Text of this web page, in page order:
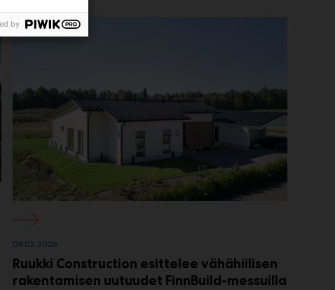
honka-log-home-reference-klaukkala-unique-001-ID4017281
09.02.2026
Ruukki Construction esittelee vähähiilisen
rakentamisen uutuudet FinnBuild-messuilla
by